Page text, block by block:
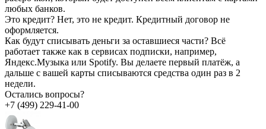
любых банков.
Это кредит? Нет, это не кредит. Кредитный договор не
оформляется.
Как будут списывать деньги за оставшиеся части? Всё
работает также как в сервисах подписки, например,
Яндекс.Музыка или Spotify. Вы делаете первый платёж, а
дальше с вашей карты списываются средства один раз в 2
недели.
Остались вопросы?
+7 (499) 229-41-00